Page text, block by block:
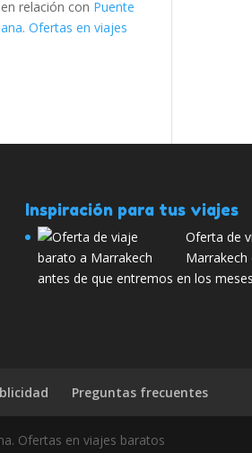
relación con Puente
Ofertas en viajes
Inspiración para tus viajes
Oferta de
antes de que entremos en los
Preguntas frecuentes
Ofertas en viajes baratos